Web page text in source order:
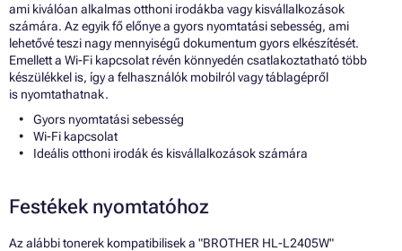
ami kiválóan alkalmas otthoni irodákba vagy kisvállalkozások
számára. Az egyik fő előnye a gyors nyomtatási sebesség, ami
lehetővé teszi nagy mennyiségű dokumentum gyors elkészítését.
Emellett a Wi-Fi kapcsolat révén könnyedén csatlakoztatható több
készülékkel is, így a felhasználók mobilról vagy táblagépről
is nyomtathatnak.
Gyors nyomtatási sebesség
Wi-Fi kapcsolat
Ideális otthoni irodák és kisvállalkozások számára
Festékek nyomtatóhoz
Az alábbi tonerek kompatibilisek a "BROTHER HL-L2405W"